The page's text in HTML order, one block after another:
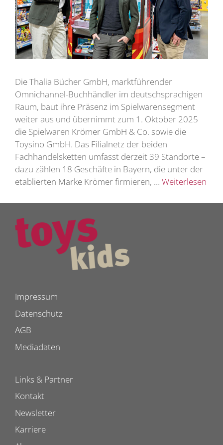
Die Thalia Bücher GmbH, marktführender
Omnichannel-Buchhändler im deutschsprachigen
Raum, baut ihre Präsenz im Spielwarensegment
weiter aus und übernimmt zum 1. Oktober 2025
die Spielwaren Krömer GmbH & Co. sowie die
Toysino GmbH. Das Filialnetz der beiden
Fachhandelsketten umfasst derzeit 39 Standorte –
dazu zählen 18 Geschäfte in Bayern, die unter der
etablierten Marke Krömer firmieren, … Weiterlesen
Impressum
Datenschutz
AGB
Mediadaten
Links & Partner
Kontakt
Newsletter
Karriere